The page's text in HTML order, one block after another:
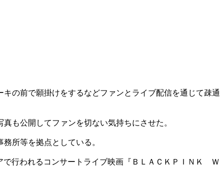
の前で願掛けをするなどファンとライブ配信を通じて疎通
も公開してファンを切ない気持ちにさせた。
所等を拠点としている。
行われるコンサートライブ映画『ＢＬＡＣＫＰＩＮＫ Ｗ